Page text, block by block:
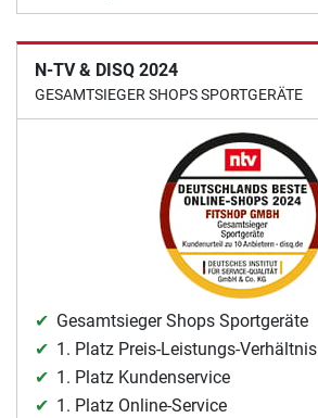
N-TV & DISQ 2024
GESAMTSIEGER SHOPS SPORTGERÄTE
Gesamtsieger Shops Sportgeräte
1. Platz Preis-Leistungs-Verhältnis
1. Platz Kundenservice
1. Platz Online-Service